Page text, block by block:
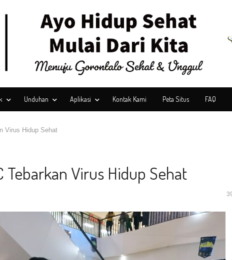
Unduhan Aplikasi Kontak Kami Peta Situs FAQ
Virus Hidup Sehat
Tebarkan Virus Hidup Sehat